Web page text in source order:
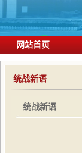
网站首页
统战新语
统战新语